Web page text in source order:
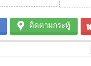
ติดตามกระทู้